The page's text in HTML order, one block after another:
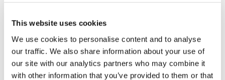
This website uses cookies
We use cookies to personalise content and to analyse
our traffic. We also share information about your use of
our site with our analytics partners who may combine it
with other information that you’ve provided to them or that
サービス